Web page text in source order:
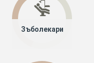
Зъболекари